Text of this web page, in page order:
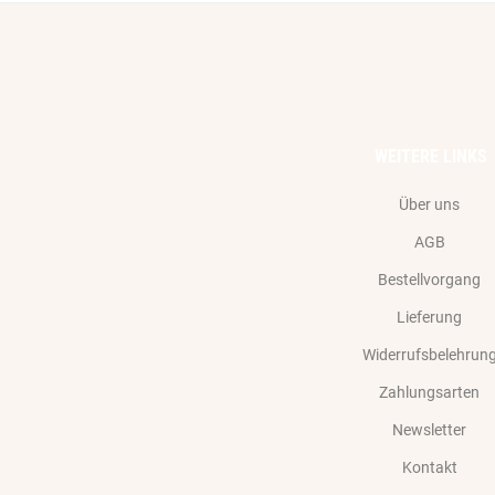
Über uns
AGB
Bestellvorgang
Lieferung
Widerrufsbelehrung
Zahlungsarten
Newsletter
Kontakt